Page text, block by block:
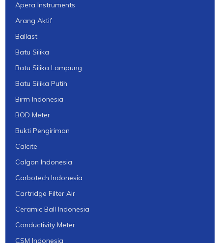
Apera Instruments
Arang Aktif
Ballast
Batu Silika
Batu Silika Lampung
Batu Silika Putih
Birm Indonesia
BOD Meter
Bukti Pengiriman
Calcite
Calgon Indonesia
Carbotech Indonesia
Cartridge Filter Air
Ceramic Ball Indonesia
Conductivity Meter
CSM Indonesia